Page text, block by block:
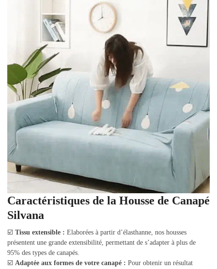
Caractéristiques de la Housse de Canapé
Silvana
☑️ Tissu extensible : Elaborées à partir d’élasthanne, nos housses
présentent une grande extensibilité, permettant de s’adapter à plus de
95% des types de canapés.
☑️ Adaptée aux formes de votre canapé : Pour obtenir un résultat